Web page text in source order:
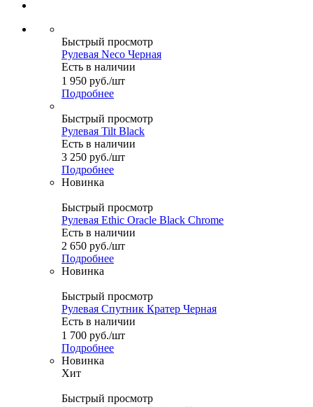
Быстрый просмотр
Рулевая Neco Черная
Есть в наличии
1 950 руб./шт
Подробнее
Быстрый просмотр
Рулевая Tilt Black
Есть в наличии
3 250 руб./шт
Подробнее
Новинка
Быстрый просмотр
Рулевая Ethic Oracle Black Chrome
Есть в наличии
2 650 руб./шт
Подробнее
Новинка
Быстрый просмотр
Рулевая Спутник Кратер Черная
Есть в наличии
1 700 руб./шт
Подробнее
Новинка
Хит
Быстрый просмотр